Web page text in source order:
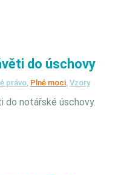
do úschovy
právo, Plné moci, Vzory
do notářské úschovy.